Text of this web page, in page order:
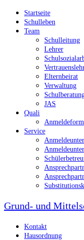
Skip
content
Startseite
Schulleben
Team
Schulleitung
Lehrer
Elternbeirat
Verwaltung
JAS
Quali
Service
Grund- und
Kontakt
Hausordnung